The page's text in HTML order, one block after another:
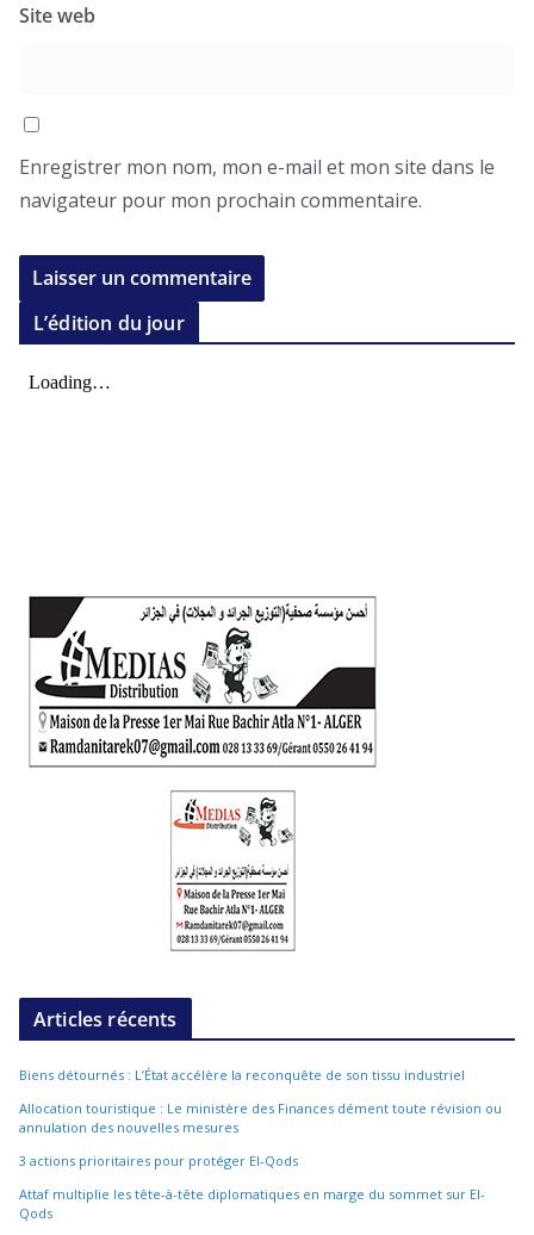
Site web
Enregistrer mon nom, mon e-mail et mon site dans le
navigateur pour mon prochain commentaire.
L’édition du jour
Articles récents
Biens détournés : L’État accélère la reconquête de son tissu industriel
Allocation touristique : Le ministère des Finances dément toute révision ou
annulation des nouvelles mesures
3 actions prioritaires pour protéger El-Qods
Attaf multiplie les tête-à-tête diplomatiques en marge du sommet sur El-
Qods